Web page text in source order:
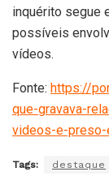
inquérito segue
possíveis
vídeos.
Fonte: https://
que-gravava-
videos-e-preso-
Tags: destaque